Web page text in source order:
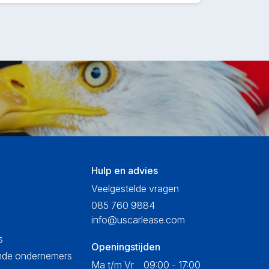
ondernemers
Hulp en advies
Veelgestelde vragen
085 760 9884
info@uscarlease.com
Openingstijden
Ma t/m Vr
09:00 - 17:00